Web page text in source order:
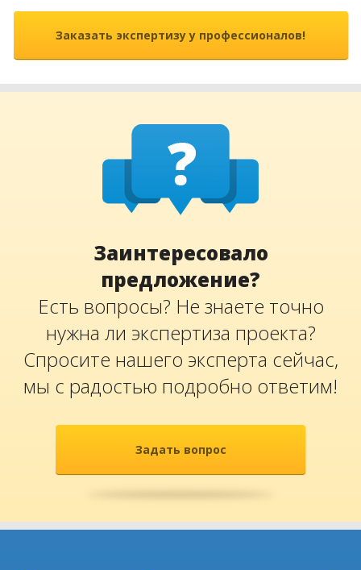
Заказать экспертизу у профессионалов!
Заинтересовало
предложение?
Есть вопросы? Не знаете точно
нужна ли экспертиза проекта?
Спросите нашего эксперта сейчас,
мы с радостью подробно ответим!
Задать вопрос